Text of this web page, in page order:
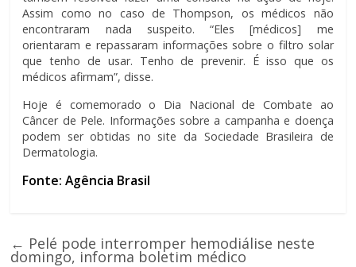
Assim como no caso de Thompson, os médicos não
encontraram nada suspeito. “Eles [médicos] me
orientaram e repassaram informações sobre o filtro solar
que tenho de usar. Tenho de prevenir. É isso que os
médicos afirmam”, disse.
Hoje é comemorado o Dia Nacional de Combate ao
Câncer de Pele. Informações sobre a campanha e doença
podem ser obtidas no site da Sociedade Brasileira de
Dermatologia.
Fonte: Agência Brasil
← Pelé pode interromper hemodiálise neste
domingo, informa boletim médico